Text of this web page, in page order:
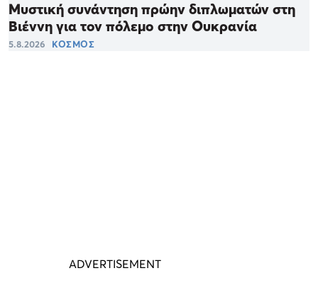
Μυστική συνάντηση πρώην διπλωματών στη
Βιέννη για τον πόλεμο στην Ουκρανία
5.8.2026 ΚΟΣΜΟΣ